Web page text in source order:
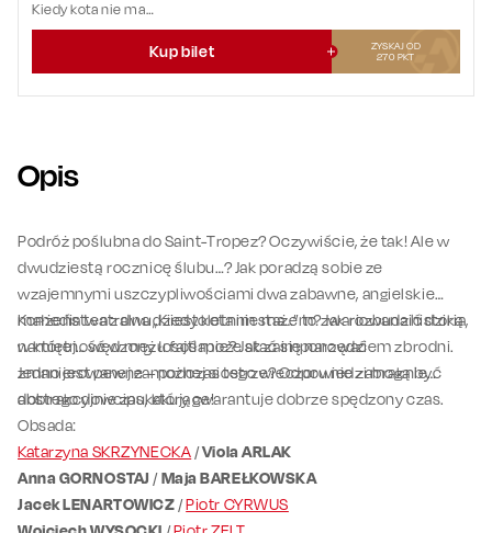
Kiedy kota nie ma…
Kup bilet
ZYSKAJ OD
270 PKT
Opis
Podróż poślubna do Saint-Tropez? Oczywiście, że tak! Ale w
dwudziestą rocznicę ślubu…? Jak poradzą sobie ze
wzajemnymi uszczypliwościami dwa zabawne, angielskie
małżeństwa z dwudziestoletnim stażem? Jak rozbudzić dziką
namiętność w mężu fajtłapie? Jak zaimponować
zmanierowanej zamożnej siostrze? Odpowiedzi mogą być
abstrakcyjnie zaskakujące!
Komedia teatralna „Kiedy kota nie ma…” to zwariowana historia,
w której… wędzony łosoś może stać się narzędziem zbrodni.
Jedno jest pewne – podczas tego wieczoru nie zabraknie
dobrego dowcipu, który gwarantuje dobrze spędzony czas.
Obsada:
Katarzyna SKRZYNECKA /Viola ARLAK
Anna GORNOSTAJ /Maja BAREŁKOWSKA
Jacek LENARTOWICZ /Piotr CYRWUS